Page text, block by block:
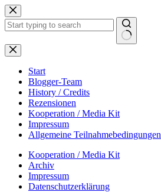
Zum
Inhalt
springen
Start
Blogger-Team
History / Credits
Rezensionen
Kooperation / Media Kit
Impressum
Allgemeine Teilnahmebedingungen
Kooperation / Media Kit
Archiv
Impressum
Datenschutzerklärung